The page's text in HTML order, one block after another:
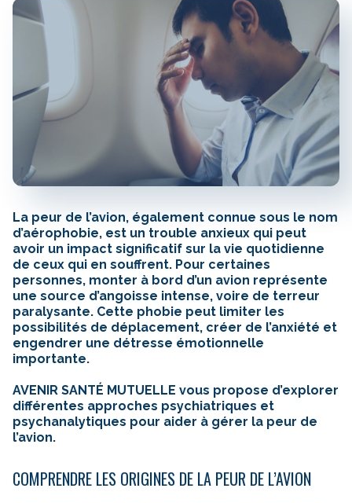
La peur de l’avion, également connue sous le nom
d’aérophobie, est un trouble anxieux qui peut
avoir un impact significatif sur la vie quotidienne
de ceux qui en souffrent. Pour certaines
personnes, monter à bord d’un avion représente
une source d’angoisse intense, voire de terreur
paralysante. Cette phobie peut limiter les
possibilités de déplacement, créer de l’anxiété et
engendrer une détresse émotionnelle
importante.
AVENIR SANTÉ MUTUELLE vous propose d’explorer
différentes approches psychiatriques et
psychanalytiques pour aider à gérer la peur de
l’avion.
COMPRENDRE LES ORIGINES DE LA PEUR DE L’AVION